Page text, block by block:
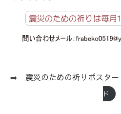
⇒ 震災のための祈りポスタ
ド